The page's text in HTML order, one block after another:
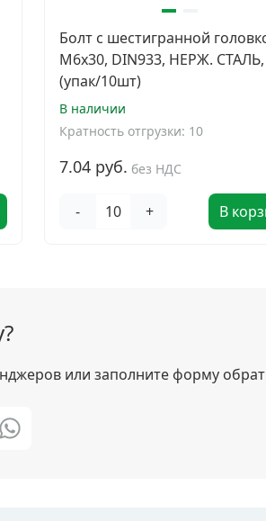
Болт с шестигранной
M6х30, DIN933, НЕРЖ.
(упак/10шт)
В наличии
Кратность отгрузки: 10
7.04 руб. без НДС
- + В
или заполните форму